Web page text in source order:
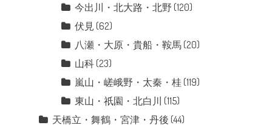
今出川・北大路・北野 (120)
伏見 (62)
八瀬・大原・貴船・鞍馬(20)
山科(23)
嵐山・嵯峨野・太秦・桂 (119)
東山・祇園・北白川 (115)
天橋立・舞鶴・宮津・丹後 (44)